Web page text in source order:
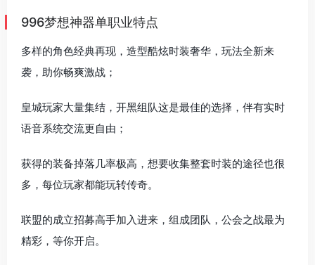
996梦想神器单职业特点
多样的角色经典再现，造型酷炫时装奢华，玩法全新来
袭，助你畅爽激战；
皇城玩家大量集结，开黑组队这是最佳的选择，伴有实时
语音系统交流更自由；
获得的装备掉落几率极高，想要收集整套时装的途径也很
多，每位玩家都能玩转传奇。
联盟的成立招募高手加入进来，组成团队，公会之战最为
精彩，等你开启。